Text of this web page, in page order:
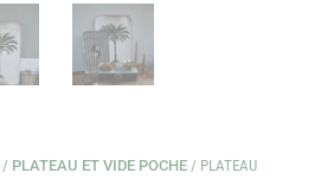
/ PLATEAU ET VIDE POCHE / PLATEAU